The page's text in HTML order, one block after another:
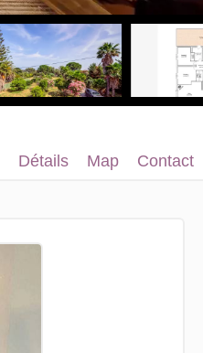
Détails Map Contact